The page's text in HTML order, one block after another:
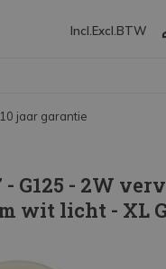
Incl. Excl. BTW
jaar garantie
G125 - 2W
wit licht - XL